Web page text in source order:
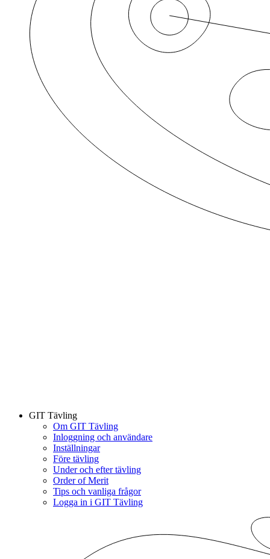
GIT Tävling
Om GIT Tävling
Inloggning och användare
Inställningar
Före tävling
Under och efter tävling
Order of Merit
Tips och vanliga frågor
Logga in i GIT Tävling